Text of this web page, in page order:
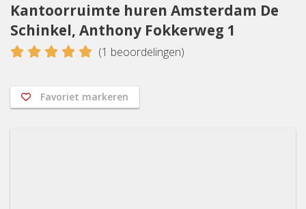
Kantoorruimte huren Amsterdam De
Schinkel, Anthony Fokkerweg 1
5 (1 beoordelingen)
Favoriet markeren